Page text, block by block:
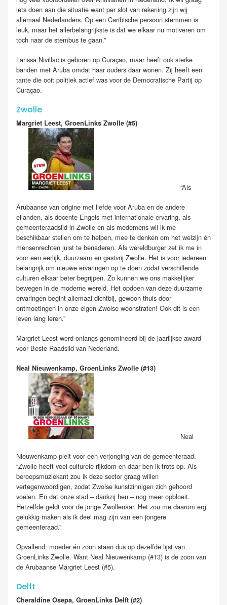
iets doen aan die situatie want per slot van rekening zijn wij
allemaal Nederlanders. Op een Caribische persoon stemmen is
leuk, maar het allerbelangrijkste is dat we elkaar nu motiveren om
toch naar de stembus te gaan.”
Larissa Nivillac is geboren op Curaçao, maar heeft ook sterke
banden met Aruba omdat haar ouders daar wonen. Zij heeft een
tante die ooit politiek actief was voor de Democratische Partij op
Curaçao.
Zwolle
Margriet Leest, GroenLinks Zwolle (#5)
“Als
Arubaanse van origine met liefde voor Aruba en de andere
eilanden, als docente Engels met internationale ervaring, als
gemeenteraadslid in Zwolle en als medemens wil ik me
beschikbaar stellen om te helpen, mee te denken om het welzijn én
mensenrechten juist te benaderen. Als wereldburger zet ik me in
voor een eerlijk, duurzaam en gastvrij Zwolle. Het is voor iedereen
belangrijk om nieuwe ervaringen op te doen zodat verschillende
culturen elkaar beter begrijpen. Zo kunnen we ons makkelijker
bewegen in de moderne wereld. Het opdoen van deze duurzame
ervaringen begint allemaal dichtbij, gewoon thuis door
ontmoetingen in onze eigen Zwolse woonstraten! Ook dit is een
leven lang leren.”
Margriet Leest werd onlangs genomineerd bij de jaarlijkse award
voor Beste Raadslid van Nederland.
Neal Nieuwenkamp, GroenLinks Zwolle (#13)
Neal
Nieuwenkamp pleit voor een verjonging van de gemeenteraad.
“Zwolle heeft veel culturele rijkdom en daar ben ik trots op. Als
beroepsmuziekant zou ik deze sector graag willen
vertegenwoordigen, zodat Zwolse kunstzinnigen zich gehoord
voelen. En dat onze stad – dankzij hen – nog meer opbloeit.
Hetzelfde geldt voor de jonge Zwollenaar. Het zou me daarom erg
gelukkig maken als ik deel mag zijn van een jongere
gemeenteraad.”
Opvallend: moeder én zoon staan dus op dezelfde lijst van
GroenLinks Zwolle. Want Neal Nieuwenkamp (#13) is de zoon van
de Arubaanse Margriet Leest (#5).
Delft
Cheraldine Osepa, GroenLinks Delft (#2)